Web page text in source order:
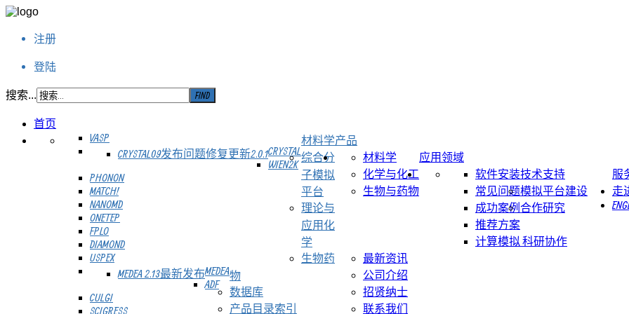
注册
登陆
搜索...
首页
产品
材料学
VASP
CRYSTAL
CRYSTAL09发布问题修复更新2.0.1
WIEN2K
PHONON
MATCH!
NANOMD
ONETEP
FPLO
DIAMOND
USPEX
综合分
子模拟
平台
MEDEA
MEDEA 2.13最新发布
ADF
CULGI
SCIGRESS
理论与
应用化
学
生物药
物
数据库
产品目录索引
应用领域
材料学
化学与化工
生物与药物
服
技术支持
软件安装
常见问题模拟平台建设
成功案例
推荐方案
合作研究
计算模拟 科研协作
走
最新资讯
公司介绍
招贤纳士
联系我们